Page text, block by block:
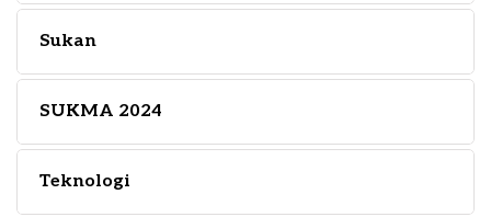
Sukan
SUKMA 2024
Teknologi